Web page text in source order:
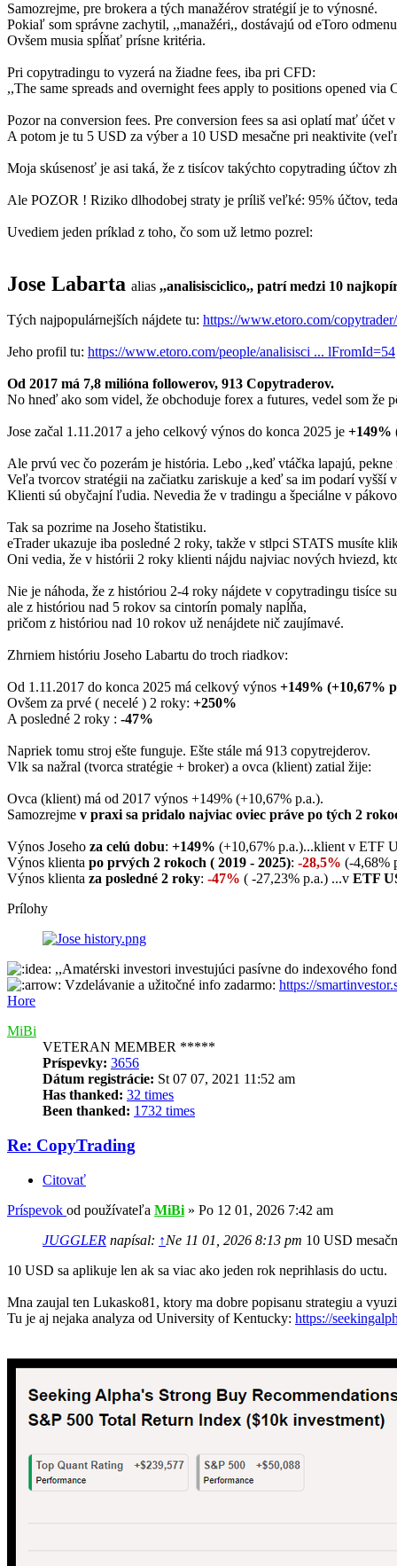
Samozrejme, pre brokera a tých manažérov stratégií je to výnosné.
Pokiaľ som správne zachytil, ,,manažéri,, dostávajú od eToro
Ovšem musia spĺňať prísne kritéria.
Pri copytradingu to vyzerá na žiadne fees, iba pri CFD:
,,The same spreads and overnight fees apply to positions opened via
Pozor na conversion fees. Pre conversion fees sa asi oplatí mať
A potom je tu 5 USD za výber a 10 USD mesačne pri neaktivite
Moja skúsenosť je asi taká, že z tisícov takýchto copytrading účtov
Ale POZOR ! Riziko dlhodobej straty je príliš veľké: 95% účtov,
Uvediem jeden príklad z toho, čo som už letmo pozrel:
Jose Labarta alias ,,analisisciclico,, patrí medzi 10
Tých najpopulárnejších nájdete tu: https://www.etoro.com/
Jeho profil tu: https://www.etoro.com/people/analisisci ... lFromId=54
Od 2017 má 7,8 milióna followerov, 913 Copytraderov.
No hneď ako som videl, že obchoduje forex a futures, vedel som že
Jose začal 1.11.2017 a jeho celkový výnos do konca 2025 je +149%
Ale prvú vec čo pozerám je história. Lebo ,,keď vtáčka lapajú, pekne
Veľa tvorcov stratégii na začiatku zariskuje a keď sa im podarí vyšší
Klienti sú obyčajní ľudia. Nevedia že v tradingu a špeciálne v
Tak sa pozrime na Joseho štatistiku.
eTrader ukazuje iba posledné 2 roky, takže v stlpci STATS musíte
Oni vedia, že v histórii 2 roky klienti nájdu najviac nových hviezd,
Nie je náhoda, že z históriou 2-4 roky nájdete v copytradingu tisíce
ale z históriou nad 5 rokov sa cintorín pomaly napĺňa,
pričom z históriou nad 10 rokov už nenájdete nič zaujímavé.
Zhrniem históriu Joseho Labartu do troch riadkov:
Od 1.11.2017 do konca 2025 má celkový výnos +149% (+10,67%
Ovšem za prvé ( necelé ) 2 roky: +250%
A posledné 2 roky : -47%
Napriek tomu stroj ešte funguje. Ešte stále má 913 copytrejderov.
Vlk sa nažral (tvorca stratégie + broker) a ovca (klient) zatial žije:
Ovca (klient) má od 2017 výnos +149% (+10,67% p.a.).
Samozrejme v praxi sa pridalo najviac oviec práve po tých 2
Výnos Joseho za celú dobu: +149% (+10,67% p.a.)...klient v ETF
Výnos klienta po prvých 2 rokoch ( 2019 - 2025): -28,5% (-4,68%
Výnos klienta za posledné 2 roky: -47% ( -27,23% p.a.) ...v ETF
Prílohy
,,Amatérski investori investujúci pasívne do indexového
Vzdelávanie a užitočné info zadarmo: https://
Hore
MiBi
VETERAN MEMBER *****
Príspevky: 3656
Dátum registrácie: St 07 07, 2021 11:52 am
Has thanked: 32 times
Been thanked: 1732 times
Re: CopyTrading
Citovať
Príspevok od používateľa MiBi » Po 12 01, 2026 7:42 am
JUGGLER napísal: ↑Ne 11 01, 2026 8:13 pm 10 USD
10 USD sa aplikuje len ak sa viac ako jeden rok neprihlasis do uctu.
Mna zaujal ten Lukasko81, ktory ma dobre popisanu strategiu a
Tu je aj nejaka analyza od University of Kentucky: https://